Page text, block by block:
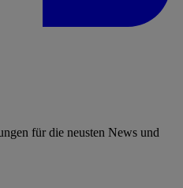
für die neusten News und